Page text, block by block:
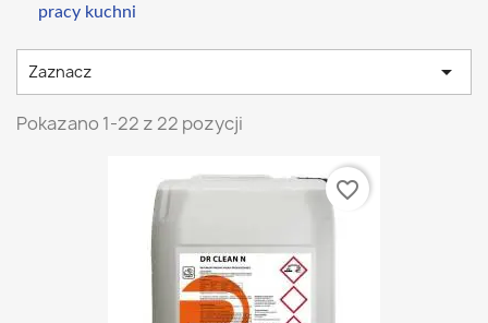
pracy kuchni
Zaznacz 
Pokazano 1-22 z 22 pozycji
favorite_border